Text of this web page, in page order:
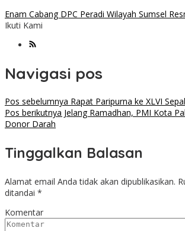
Enam Cabang DPC Peradi Wilayah Sumsel
Ikuti Kami
Navigasi pos
Pos sebelumnya Rapat Paripurna ke XLVI
Pos berikutnya Jelang Ramadhan, PMI Kota
Donor Darah
Tinggalkan Balasan
Alamat email Anda tidak akan dipublikasikan.
ditandai *
Komentar